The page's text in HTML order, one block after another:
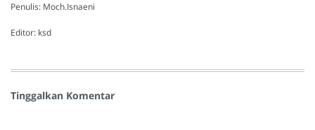
Penulis: Moch.Isnaeni
Editor: ksd
Tinggalkan Komentar